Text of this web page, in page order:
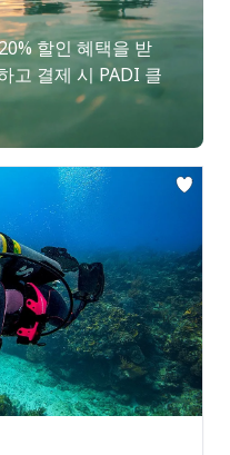
할인 혜택을 받
고 결제 시 PADI 클